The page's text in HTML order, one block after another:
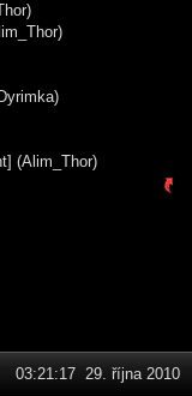
(Alim_Thor)
03:21:17 29. října 2010